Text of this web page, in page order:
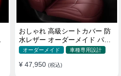
おしゃれ 高級シートカバー 防
水レザー オーダーメイド パン
チング加工 9色 全席セット
オーダーメイド 車種専用設計
¥ 47,950 (税込)